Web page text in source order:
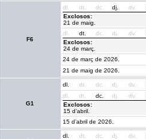
F6
dl. dt. dc. dj. dv.
Exclosos:
21 de maig.
dl.
dt. dc. dj. dv.
Exclosos:
24 de març.
24 de març de 2026.
21 de maig de 2026.
G1
dl. dt. dc. dj. dv.
dl. dt. dc. dj. dv.
Exclosos:
15 d’abril.
15 d’abril de 2026.
dl. dt. dc. dj. dv.